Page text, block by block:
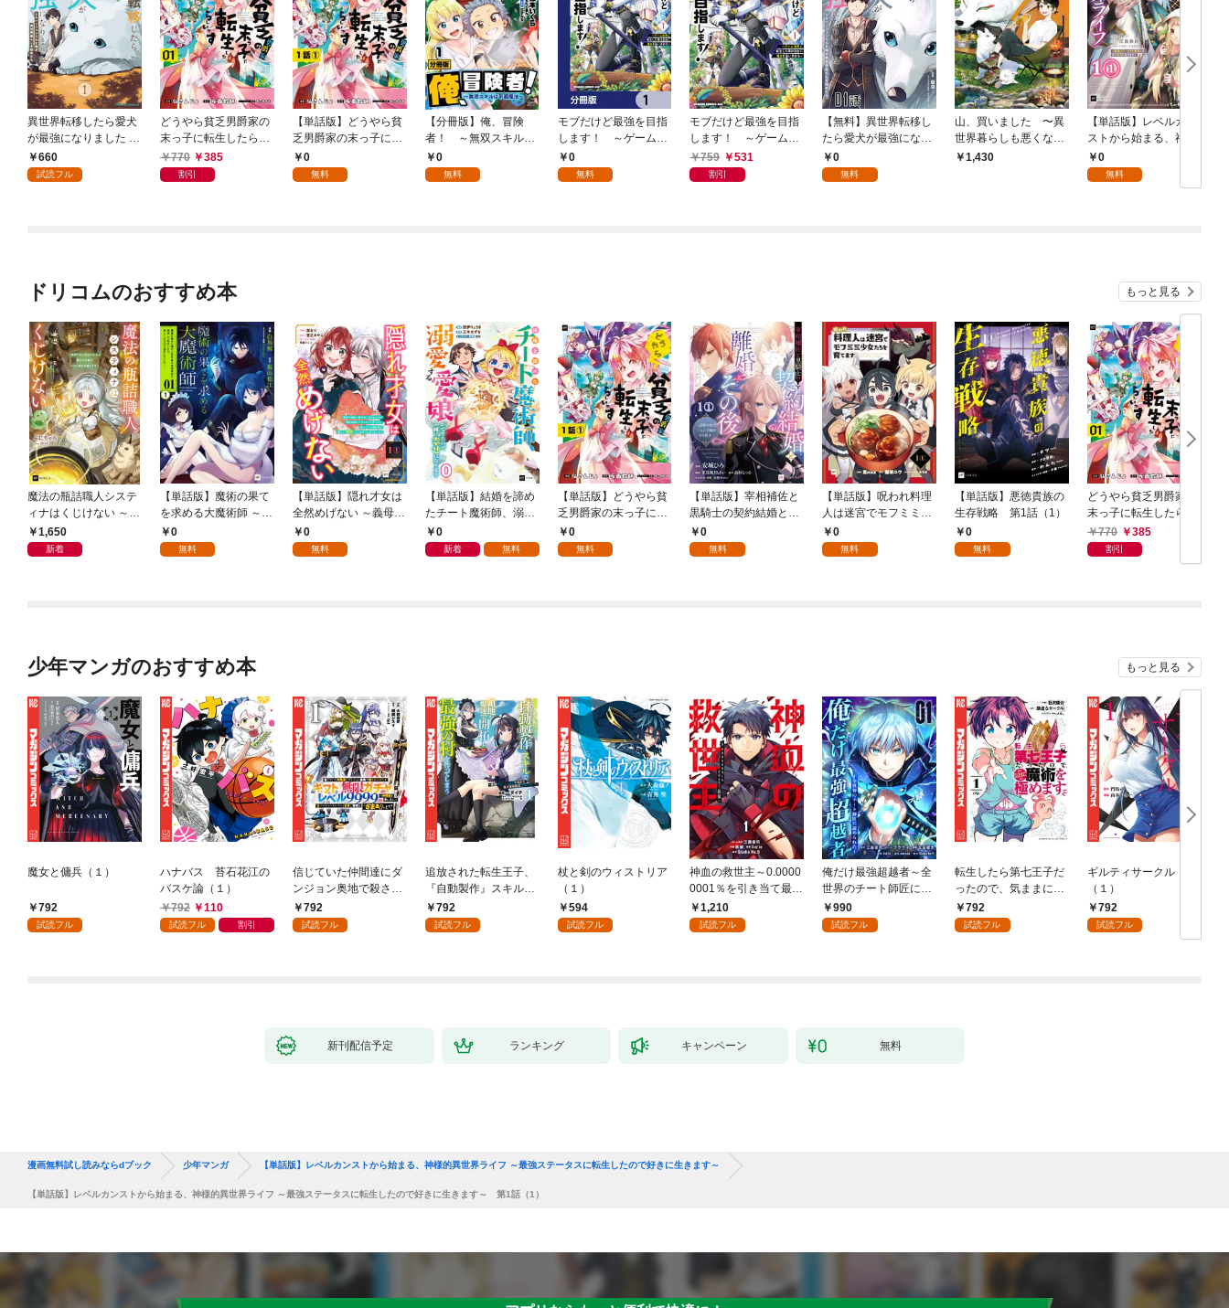
異世界転移したら愛犬
が最強になりました ～
シルバーフェンリルと
俺が異世界暮らしを始
660
試読フル
どうやら貧乏男爵家の
末っ子に転生したらし
いです1
770 385
割引
【単話版】どうやら貧
乏男爵家の末っ子に転
生したらしいです 第
1話（1）
0
無料
【分冊版】俺、冒険
者！ ～無双スキルは
平面魔法～ 第1話
0
無料
モブだけど最強を目指
します！ ～ゲーム世
界に転生した俺は自由
に強さを追い求める～
0
無料
モブだけど最強を目指
します！ ～ゲーム世
界に転生した俺は自由
に強さを追い求める
759 531
割引
【無料】異世界転移し
たら愛犬が最強になり
ました～シルバーフェ
ンリルと俺が異世界暮
0
無料
山、買いました 〜異
世界暮らしも悪くな
い〜1,430
【単話版】レベルカン
ストから始まる、神様
的異世界ライフ ～最強
ステータスに転生した
ので好きに生きます
0
無料
ドリコムのおすすめ本 もっと見る
魔法の瓶詰職人システ
ィナはくじけない ～追
放された呪われ王女は
隠れた才能で一から幸
1,650
新着
【単話版】魔術の果て
を求める大魔術師 ～魔
道を極めた俺が三百年
後の技術革新を期待し
0
無料
【単話版】隠れ才女は
全然めげない ～義母と
義妹に家を追い出され
たので婚約破棄しても
0
無料
【単話版】結婚を諦め
たチート魔術師、溺愛
する愛娘ができたので
一緒に幸せになりま
0
新着 無料
【単話版】どうやら貧
乏男爵家の末っ子に転
生したらしいです 第
1話（1）
0
無料
【単話版】宰相補佐と
黒騎士の契約結婚と離
婚とその後 ～辺境の地
で二人は夫婦をやり直
0
無料
【単話版】呪われ料理
人は迷宮でモフミミ少
女たちを育てます 第
1話（1）
0
無料
【単話版】悪徳貴族の
生存戦略 第1話（1）
0
無料
どうやら貧乏男爵家の
末っ子に転生したらし
いです1
770 385
割引
少年マンガのおすすめ本 もっと見る
魔女と傭兵（１）
792
試読フル
ハナバス 苔石花江の
バスケ論（１）
792
110
試読フル 割引
信じていた仲間達にダ
ンジョン奥地で殺され
かけたがギフト『無限
ガチャ』でレベル９９
792
試読フル
追放された転生王子、
『自動製作』スキルで
領地を爆速で開拓し最
強の村を作ってしまう
792
試読フル
杖と剣のウィストリア
（１）
594
試読フル
神血の救世主～0.0000
0001％を引き当て最強
へ～【電子書籍特典
付】（１）
1,210
試読フル
俺だけ最強超越者～全
世界のチート師匠に認
められた～【単行本】
（１）
990
試読フル
転生したら第七王子だ
ったので、気ままに魔
術を極めます（１）
792
試読フル
ギルティサークル
（１）
792
試読フル
新刊配信予定 ランキング キャンペーン 無料
漫画無料試し読みならdブック 少年マンガ 【単話版】レベルカンストから始まる、神様的異世界ライフ ～最強ステータスに転生したので好きに生きます～
【単話版】レベルカンストから始まる、神様的異世界ライフ ～最強ステータスに転生したので好きに生きます～ 第1話（1）